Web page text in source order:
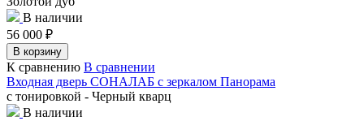
В наличии
56 000 ₽
В корзину
К сравнению В сравнении
Входная дверь СОНАЛАБ с зеркалом Панорама
с тонировкой - Черный кварц
В наличии